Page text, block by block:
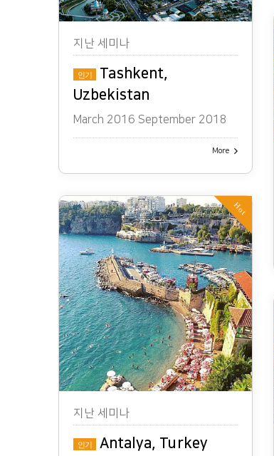
지난 세미나
인기
Tashkent,
Uzbekistan
March 2016 September 2018
More
Hot
지난 세미나
인기
Antalya, Turkey